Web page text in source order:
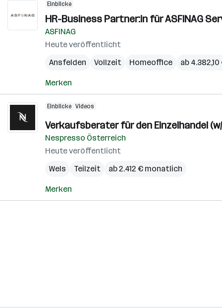
Einblicke
HR-Business Partner:in für ASFINAG
ASFINAG
Heute veröffentlicht
Ansfelden
Vollzeit Homeoffice ab
Merken
Einblicke Videos
Verkaufsberater für den Einzelhandel
Nespresso Österreich
Heute veröffentlicht
Wels
Teilzeit ab 2.412 € monatlich
Merken